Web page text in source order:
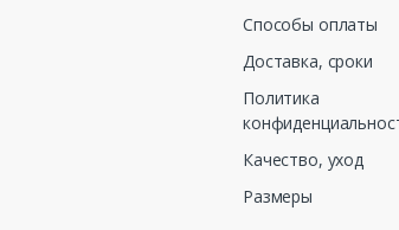
Способы оплаты
Доставка, сроки
Политика
Качество, уход
Размеры